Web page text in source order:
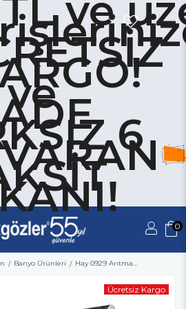
ve
ve
6
0
Girişi Üye Ol
Banyo Ürünleri Hay 0929 Arıtma Serisi Evye Bataryası
Ücretsiz Kargo